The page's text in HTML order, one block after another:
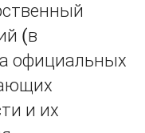
(в
официальных
и их